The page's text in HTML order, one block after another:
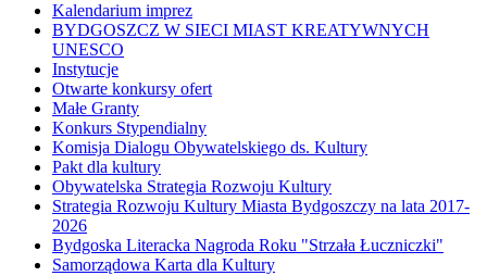
Kalendarium imprez
BYDGOSZCZ W SIECI MIAST KREATYWNYCH
UNESCO
Instytucje
Otwarte konkursy ofert
Małe Granty
Konkurs Stypendialny
Komisja Dialogu Obywatelskiego ds. Kultury
Pakt dla kultury
Obywatelska Strategia Rozwoju Kultury
Strategia Rozwoju Kultury Miasta Bydgoszczy na lata 2017-
2026
Bydgoska Literacka Nagroda Roku "Strzała Łuczniczki"
Samorządowa Karta dla Kultury